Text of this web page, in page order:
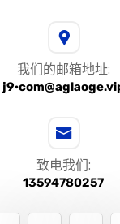
我们的邮箱地址:
致电我们:
13594780257